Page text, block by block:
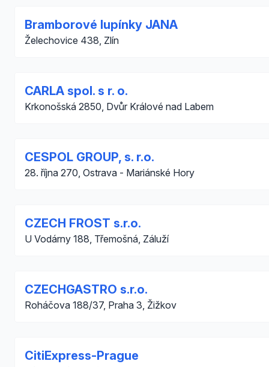
Bramborové lupínky JANA
Želechovice 438, Zlín
CARLA spol. s r. o.
Krkonošská 2850, Dvůr Králové nad Labem
CESPOL GROUP, s. r.o.
28. října 270, Ostrava - Mariánské Hory
CZECH FROST s.r.o.
U Vodárny 188, Třemošná, Záluží
CZECHGASTRO s.r.o.
Roháčova 188/37, Praha 3, Žižkov
CitiExpress-Prague